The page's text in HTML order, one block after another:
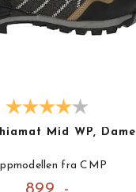
Mid WP, Dame
fra CMP